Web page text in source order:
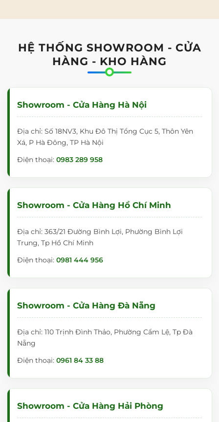
HỆ THỐNG SHOWROOM - CỬA
HÀNG - KHO HÀNG
Showroom - Cửa Hàng Hà Nội
Địa chỉ: Số 18NV3, Khu Đô Thị Tổng Cục 5, Thôn Yên
Xá, P Hà Đông, TP Hà Nội
Điện thoại: 0983 289 958
Showroom - Cửa Hàng Hồ Chí Minh
Địa chỉ: 363/21 Đường Bình Lợi, Phường Bình Lợi
Trung, Tp Hồ Chí Minh
Điện thoại: 0981 444 956
Showroom - Cửa Hàng Đà Nẵng
Địa chỉ: 110 Trịnh Đình Thảo, Phường Cẩm Lệ, Tp Đà
Nẵng
Điện thoại: 0961 84 33 88
Showroom - Cửa Hàng Hải Phòng